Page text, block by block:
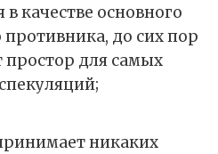
в качестве основного
до сих пор
простор для самых
никаких